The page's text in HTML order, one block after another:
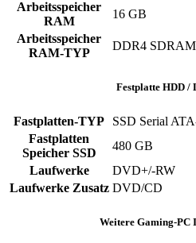
Arbeitsspeicher
RAM
16 GB
Arbeitsspeicher
RAM-TYP
DDR4 SDRAM
Festplatte HDD /
Fastplatten-TYP
SSD Serial
Fastplatten
Speicher SSD
480 GB
Laufwerke
DVD+/-RW
Laufwerke Zusatz DVD/CD
Weitere Gaming-PC